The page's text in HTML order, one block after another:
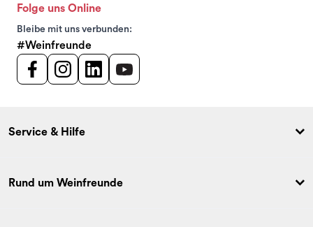
Folge uns Online
Bleibe mit uns verbunden:
#Weinfreunde
Service & Hilfe
Rund um Weinfreunde